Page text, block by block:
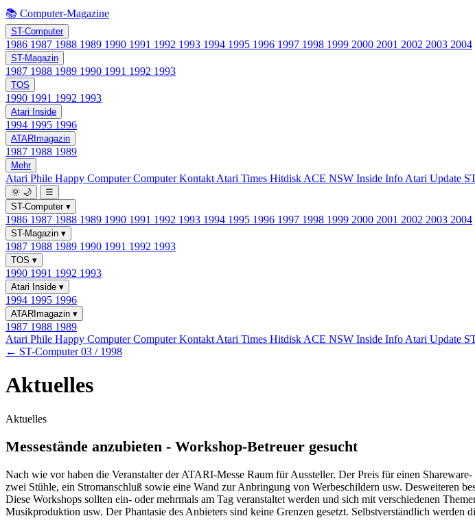
📚 Computer-Magazine
ST-Computer
1986 1987 1988 1989 1990 1991 1992 1993 1994 1995 1996 1997 1998 1999 2000 2001 2002 2003 2004
ST-Magazin
1987 1988 1989 1990 1991 1992 1993
TOS
1990 1991 1992 1993
Atari Inside
1994 1995 1996
ATARImagazin
1987 1988 1989
Mehr
Atari Phile Happy ComputerComputer Kontakt Atari Times Hitdisk ACE NSW Inside Info Atari Update
🌞 🌙
☰
ST-Computer ▾
1986 1987 1988 1989 1990 1991 1992 1993 1994 1995 1996 1997 1998 1999 2000 2001 2002 2003 2004
ST-Magazin ▾
1987 1988 1989 1990 1991 1992 1993
TOS ▾
1990 1991 1992 1993
Atari Inside ▾
1994 1995 1996
ATARImagazin ▾
1987 1988 1989
Atari Phile Happy ComputerComputer Kontakt Atari Times Hitdisk ACE NSW Inside Info Atari Update
← ST-Computer 03 / 1998
Aktuelles
Aktuelles
Messestände anzubieten - Workshop-Betreuer gesucht
Nach wie vor haben die Veranstalter der ATARI-Messe Raum für Aussteller. Der Preis für einen
zwei Stühle, ein Stromanschluß sowie eine Wand zur Anbringung von Werbeschildern usw. Desweiteren
Diese Workshops sollten ein- oder mehrmals am Tag veranstaltet werden und sich mit verschiedenen
Musikproduktion usw. Der Phantasie des Anbieters sind keine Grenzen gesetzt. Selbstverständlich werden